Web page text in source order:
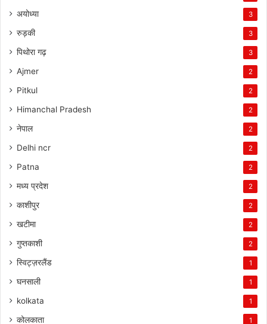
अयोध्या 3
रुड़की 3
पिथोरा गढ़ 3
Ajmer 2
Pitkul 2
Himanchal Pradesh 2
नेपाल 2
Delhi ncr 2
Patna 2
मध्य प्रदेश 2
काशीपुर 2
खटीमा 2
गुप्तकाशी 2
स्विट्ज़रलैंड 1
घनसाली 1
kolkata 1
कोलकाता 1